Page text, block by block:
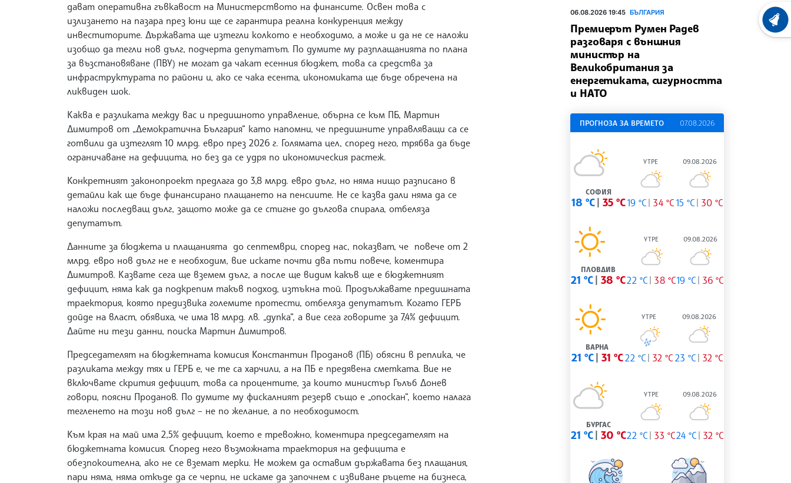
дават оперативна гъвкавост на Министерството на финансите. Освен това с
излизането на пазара през юни ще се гарантира реална конкуренция между
инвеститорите. Държавата ще изтегли колкото е необходимо, а може и да не се наложи
изобщо да тегли нов дълг, подчерта депутатът. По думите му разплащанията по плана
за възстановяване (ПВУ) не могат да чакат есенния бюджет, това са средства за
инфраструктурата по райони и, ако се чака есента, икономиката ще бъде обречена на
ликвиден шок.
Каква е разликата между вас и предишното управление, обърна се към ПБ, Мартин
Димитров от „Демократична България“ като напомни, че предишните управляващи са се
готвили да изтеглят 10 млрд. евро през 2026 г. Голямата цел, според него, трябва да бъде
ограничаване на дефицита, но без да се удря по икономическия растеж.
Конкретният законопроект предлага до 3,8 млрд. евро дълг, но няма нищо разписано в
детайли как ще бъде финансирано плащането на пенсиите. Не се казва дали няма да се
наложи последващ дълг, защото може да се стигне до дългова спирала, отбеляза
депутатът.
Данните за бюджета и плащанията до септември, според нас, показват, че повече от 2
млрд. евро нов дълг не е необходим, вие искате почти два пъти повече, коментира
Димитров. Казвате сега ще вземем дълг, а после ще видим какъв ще е бюджетният
дефицит, няма как да подкрепим такъв подход, изтъкна той. Продължавате предишната
траектория, която предизвика големите протести, отбеляза депутатът. Когато ГЕРБ
дойде на власт, обявиха, че има 18 млрд. лв. „дупка“, а вие сега говорите за 7,4% дефицит.
Дайте ни тези данни, поиска Мартин Димитров.
Председателят на бюджетната комисия Константин Проданов (ПБ) обясни в реплика, че
разликата между тях и ГЕРБ е, че те са харчили, а на ПБ е предявена сметката. Вие не
включвате скрития дефицит, това са процентите, за които министър Гълъб Донев
говори, поясни Проданов. По думите му фискалният резерв също е „опоскан“, което налага
тегленето на този нов дълг – не по желание, а по необходимост.
Към края на май има 2,5% дефицит, което е тревожно, коментира председателят на
бюджетната комисия. Според него възможната траектория на дефицита е
обезпокоителна, ако не се вземат мерки. Не можем да оставим държавата без плащания,
пари няма, няма откъде да се черпи, не искаме да започнем с извиване ръцете на бизнеса,
06.08.2026 19:45 БЪЛГАРИЯ
Премиерът Румен Радев
разговаря с външния
министър на
Великобритания за
енергетиката, сигурността
и НАТО
ПРОГНОЗА ЗА ВРЕМЕТО 07.08.2026
СОФИЯ
18 °C 35 °C
УТРЕ
19 °C 34 °C
09.08.2026
15 °C 30 °C
ПЛОВДИВ
21 °C 38 °C
УТРЕ
22 °C 38 °C
09.08.2026
19 °C 36 °C
ВАРНА
21 °C 31 °C
УТРЕ
22 °C 32 °C
09.08.2026
23 °C 32 °C
БУРГАС
21 °C 30 °C
УТРЕ
22 °C 33 °C
09.08.2026
24 °C 32 °C